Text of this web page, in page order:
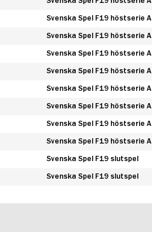
Svenska Spel F19 höstserie A
Svenska Spel F19 höstserie A
Svenska Spel F19 höstserie A
Svenska Spel F19 höstserie A
Svenska Spel F19 höstserie A
Svenska Spel F19 höstserie A
Svenska Spel F19 höstserie A
Svenska Spel F19 höstserie A
Svenska Spel F19 slutspel
Svenska Spel F19 slutspel